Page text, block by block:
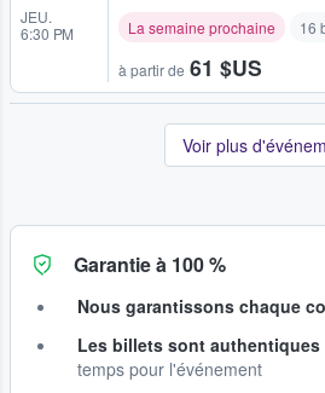
JEU.
6:30 PM
La semaine prochaine 16
à partir de 61 $US
Voir plus
Garantie à 100 %
Nous garantissons chaque
Les billets sont authentiques
temps pour l'événement